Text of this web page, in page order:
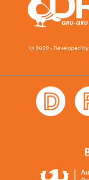
© 2022 - Developed by